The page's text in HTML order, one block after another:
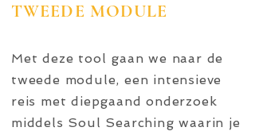
TWEEDE MODULE
Met deze tool gaan we naar de
tweede module, een intensieve
reis met diepgaand onderzoek
middels Soul Searching waarin je